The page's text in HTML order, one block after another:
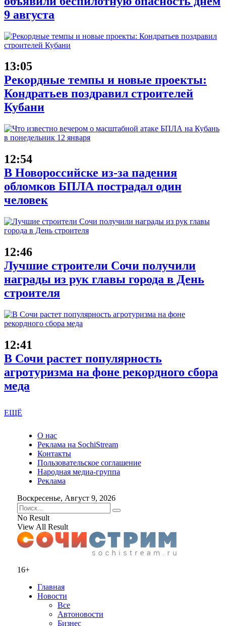
9 августа
13:05
Рекордные темпы и новые проекты:
Кондратьев поздравил строителей
Кубани
12:54
В Новороссийске из-за падения
обломков БПЛА пострадал один
человек
12:46
Лучшие строители Сочи получили
награды из рук главы города в День
строителя
12:41
В Сочи растет популярность
агротуризма на фоне рекордного сбора
меда
ЕЩЁ
О нас
Реклама на SochiStream
Контакты
Пользовательское соглашение
Народная медиа-группа
Реклама
Воскресенье, Август 9, 2026
No Result
View All Result
16+
Главная
Новости
Все
Автоновости
Бизнес